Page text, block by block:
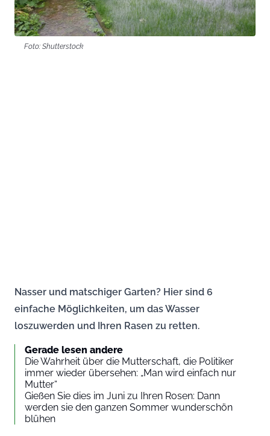
Foto: Shutterstock
Nasser und matschiger Garten? Hier sind 6
einfache Möglichkeiten, um das Wasser
loszuwerden und Ihren Rasen zu retten.
Gerade lesen andere
Die Wahrheit über die Mutterschaft, die Politiker
immer wieder übersehen: „Man wird einfach nur
Mutter“
Gießen Sie dies im Juni zu Ihren Rosen: Dann
werden sie den ganzen Sommer wunderschön
blühen